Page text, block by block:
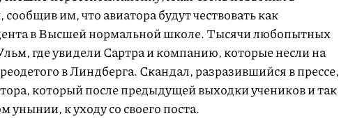
им, что авиатора будут чествовать как
в Высшей нормальной школе. Тысячи любопытных
где увидели Сартра и компанию, которые несли на
в Линдберга. Скандал, разразившийся в прессе,
который после предыдущей выходки учеников и так
унынии, к уходу со своего поста.